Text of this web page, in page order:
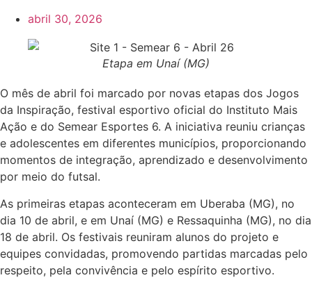
abril 30, 2026
Etapa em Unaí (MG)
O mês de abril foi marcado por novas etapas dos Jogos
da Inspiração, festival esportivo oficial do Instituto Mais
Ação e do Semear Esportes 6. A iniciativa reuniu crianças
e adolescentes em diferentes municípios, proporcionando
momentos de integração, aprendizado e desenvolvimento
por meio do futsal.
As primeiras etapas aconteceram em Uberaba (MG), no
dia 10 de abril, e em Unaí (MG) e Ressaquinha (MG), no dia
18 de abril. Os festivais reuniram alunos do projeto e
equipes convidadas, promovendo partidas marcadas pelo
respeito, pela convivência e pelo espírito esportivo.